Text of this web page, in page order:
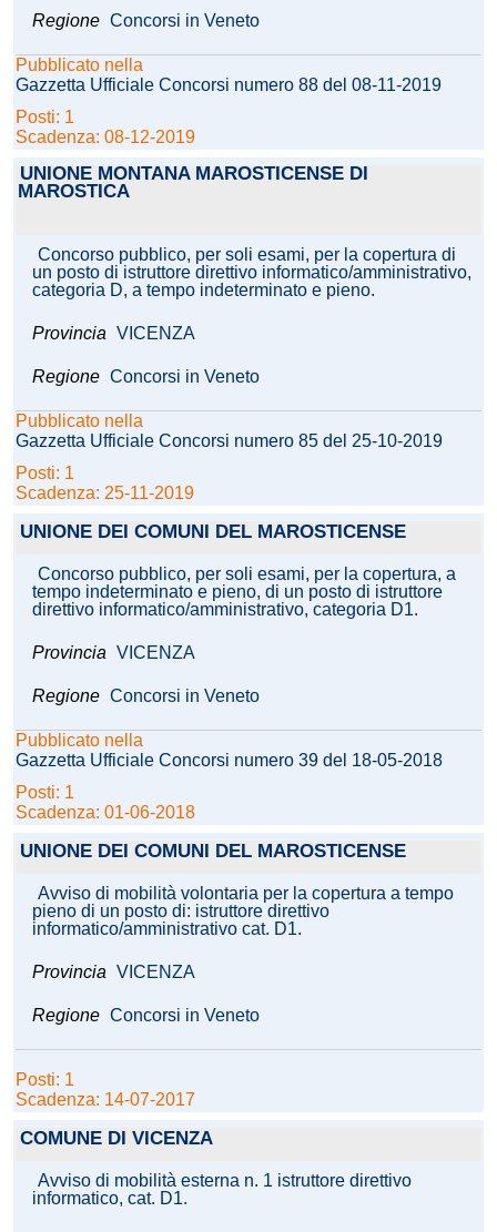
Regione Concorsi in Veneto
Pubblicato nella
Gazzetta Ufficiale Concorsi numero 88 del 08-11-2019
Posti: 1
Scadenza: 08-12-2019
UNIONE MONTANA MAROSTICENSE DI
MAROSTICA
Concorso pubblico, per soli esami, per la copertura di
un posto di istruttore direttivo informatico/amministrativo,
categoria D, a tempo indeterminato e pieno.
Provincia VICENZA
Regione Concorsi in Veneto
Pubblicato nella
Gazzetta Ufficiale Concorsi numero 85 del 25-10-2019
Posti: 1
Scadenza: 25-11-2019
UNIONE DEI COMUNI DEL MAROSTICENSE
Concorso pubblico, per soli esami, per la copertura, a
tempo indeterminato e pieno, di un posto di istruttore
direttivo informatico/amministrativo, categoria D1.
Provincia VICENZA
Regione Concorsi in Veneto
Pubblicato nella
Gazzetta Ufficiale Concorsi numero 39 del 18-05-2018
Posti: 1
Scadenza: 01-06-2018
UNIONE DEI COMUNI DEL MAROSTICENSE
Avviso di mobilità volontaria per la copertura a tempo
pieno di un posto di: istruttore direttivo
informatico/amministrativo cat. D1.
Provincia VICENZA
Regione Concorsi in Veneto
Posti: 1
Scadenza: 14-07-2017
COMUNE DI VICENZA
Avviso di mobilità esterna n. 1 istruttore direttivo
informatico, cat. D1.